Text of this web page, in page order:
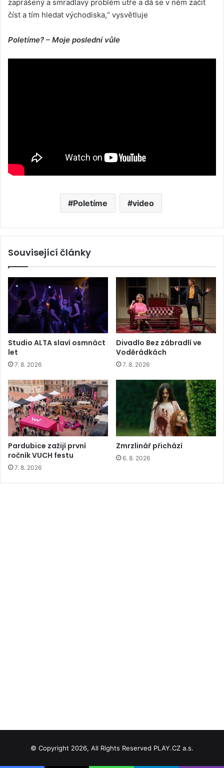
zaprášený a smradlavý problém utře a dá se v něm začít
číst a tím hledat východiska,“ vysvětluje
Poletíme? – Moje poslední vůle
Poletíme video
Související články
Studio ALTA slaví osmnáct
let
7. 8. 2026
Divadlo Bez zábradlí ve
Voděrádkách
7. 8. 2026
Pardubice zažijí první
ročník VUCH festu
7. 8. 2026
Zmrzlinář přichází
6. 8. 2026
© Copyright 2026, All Rights Reserved PLAY.CZ a.s.